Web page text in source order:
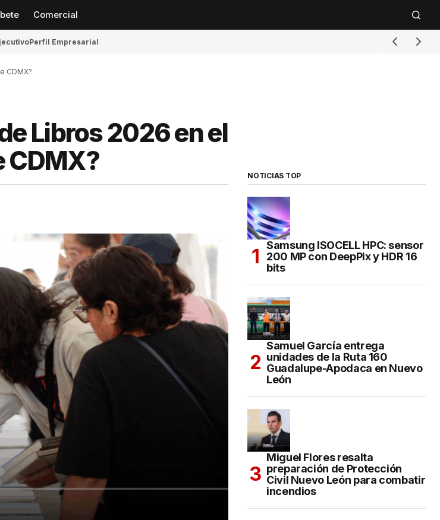
Comercial
Perfil Empresarial
CDMX?
Libros 2026 en el
CDMX?
NOTICIAS TOP
Samsung ISOCELL HPC: sensor
200 MP con DeepPix y HDR 16
bits
Samuel García entrega
unidades de la Ruta 160
Guadalupe-Apodaca en Nuevo
León
Miguel Flores resalta
preparación de Protección
Civil Nuevo León para combatir
incendios